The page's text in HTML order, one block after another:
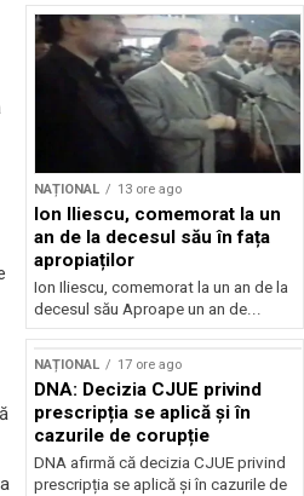
NAȚIONAL 13 ore ago
Ion Iliescu, comemorat la un
an de la decesul său în fața
apropiaților
Ion Iliescu, comemorat la un an de la
decesul său Aproape un an de...
NAȚIONAL 17 ore ago
DNA: Decizia CJUE privind
prescripția se aplică și în
cazurile de corupție
DNA afirmă că decizia CJUE privind
prescripția se aplică și în cazurile de